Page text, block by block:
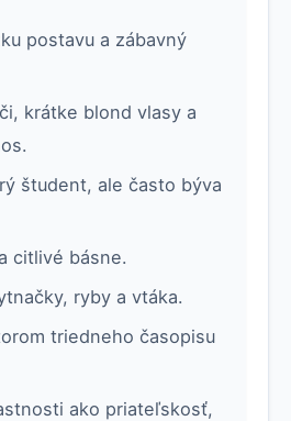
postavu a zábavný
krátke blond vlasy a
študent, ale často býva
citlivé básne.
ryby a vtáka.
triedneho časopisu
ako priateľskosť,